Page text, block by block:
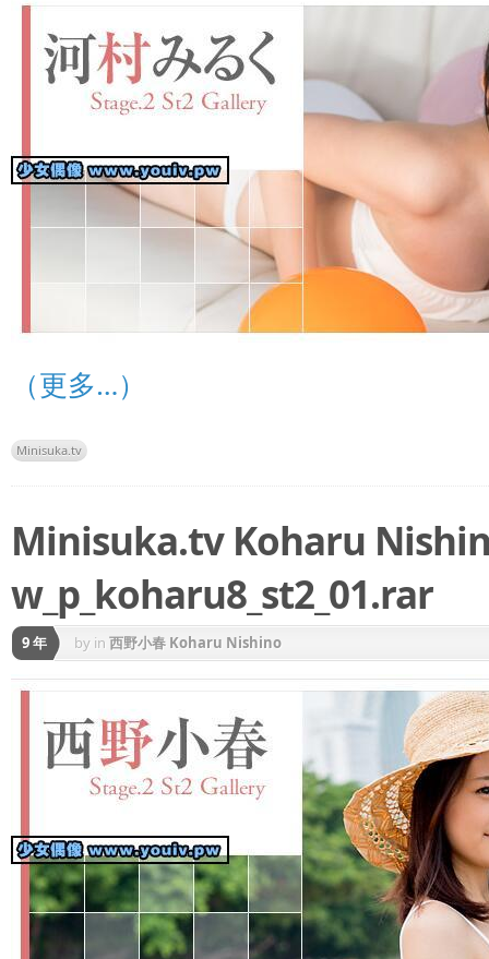
（更多…）
Minisuka.tv
Minisuka.tv Koharu
w_p_koharu8_st2_01.rar
9 年 by in 西野小春 Koharu Nishino